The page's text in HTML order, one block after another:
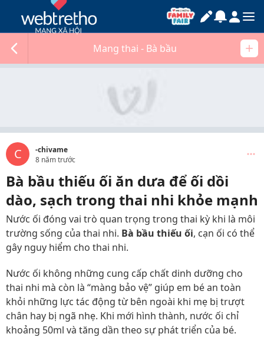
Mang thai - Bà bầu
C
-chivame
8 năm trước
Bà bầu thiếu ối ăn dưa để ối dồi
dào, sạch trong thai nhi khỏe mạnh
Nước ối đóng vai trò quan trọng trong thai kỳ khi là môi
trường sống của thai nhi. Bà bầu thiếu ối, cạn ối có thể
gây nguy hiểm cho thai nhi.
Nước ối không những cung cấp chất dinh dưỡng cho
thai nhi mà còn là “màng bảo vệ” giúp em bé an toàn
khỏi những lực tác động từ bên ngoài khi mẹ bị trượt
chân hay bị ngã nhẹ. Khi mới hình thành, nước ối chỉ
khoảng 50ml và tăng dần theo sự phát triển của bé.